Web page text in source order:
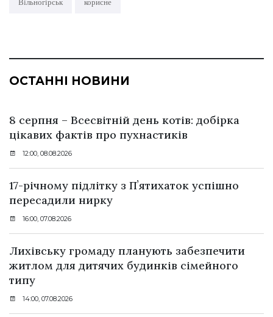
Вільногірськ корисне
ОСТАННІ НОВИНИ
8 серпня – Всесвітній день котів: добірка
цікавих фактів про пухнастиків
12:00, 08.08.2026
17-річному підлітку з Пʼятихаток успішно
пересадили нирку
16:00, 07.08.2026
Лихівську громаду планують забезпечити
житлом для дитячих будинків сімейного
типу
14:00, 07.08.2026